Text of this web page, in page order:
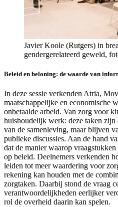
Javier Koole (Rutgers) in
gendergerelateerd geweld,
Beleid en beloning: de waarde van
In deze sessie verkenden Atria,
maatschappelijke en economische
onbetaalde arbeid. Van zorg voor
huishoudelijk werk: deze taken
van de samenleving, maar blijven
publieke discussies. Aan de hand
dat de manier waarop
op beleid. Deelnemers verkenden
leiden tot meer waardering voor
rekening kan houden met de
zorgtaken. Daarbij stond de vraag
verantwoordelijkheden eerlijker
rol de overheid daarin kan spelen.